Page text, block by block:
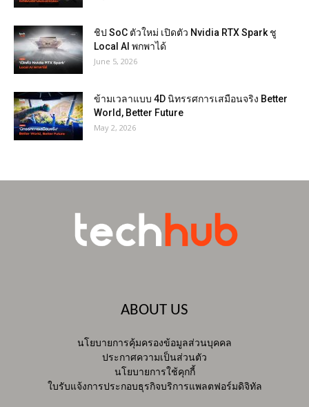
ชิป SoC ตัวใหม่ เปิดตัว Nvidia RTX Spark ชู
Local AI พกพาได้
June 5, 2026
ข้ามเวลาแบบ 4D นิทรรศการเสมือนจริง Better
World, Better Future
May 2, 2026
ABOUT US
นโยบายการคุ้มครองข้อมูลส่วนบุคคล
ประกาศความเป็นส่วนตัว
นโยบายการใช้คุกกี้
ใบรับแจ้งการประกอบธุรกิจบริการแพลตฟอร์มดิจิทัล